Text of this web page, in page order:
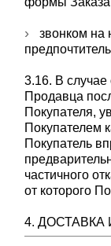
звонком на
3.16. В случае
Продавца
Покупателя,
Покупателем
Покупатель
частичного
от которого
4.